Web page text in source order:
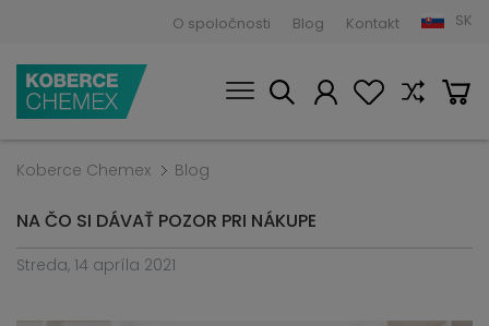
O spoločnosti Blog Kontakt SK
Koberce Chemex Blog
NA ČO SI DÁVAŤ POZOR PRI NÁKUPE
Streda, 14 apríla 2021